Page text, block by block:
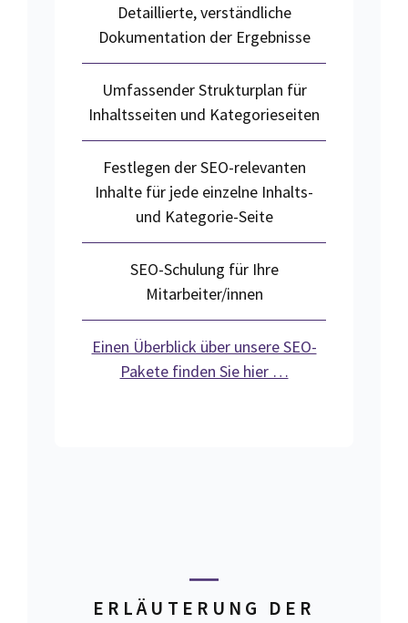
Detaillierte, verständliche
Dokumentation der Ergebnisse
Umfassender Strukturplan für
Inhaltsseiten und Kategorieseiten
Festlegen der SEO-relevanten
Inhalte für jede einzelne Inhalts-
und Kategorie-Seite
SEO-Schulung für Ihre
Mitarbeiter/innen
Einen Überblick über unsere SEO-
Pakete finden Sie hier …
ERLÄUTERUNG DER